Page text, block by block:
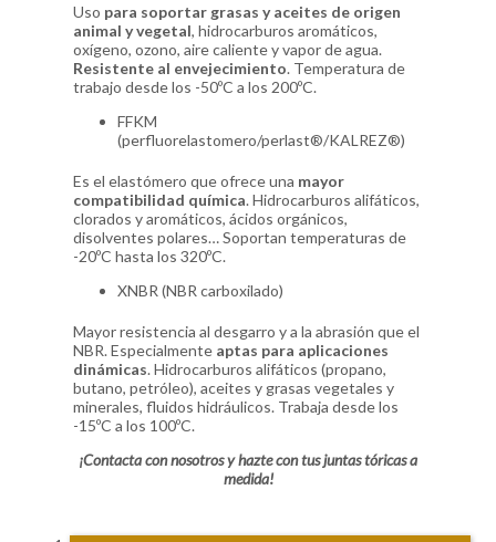
Uso para soportar grasas y aceites de origen
animal y vegetal, hidrocarburos aromáticos,
oxígeno, ozono, aire caliente y vapor de agua.
Resistente al envejecimiento. Temperatura de
trabajo desde los -50ºC a los 200ºC.
FFKM
(perfluorelastomero/perlast®/KALREZ®)
Es el elastómero que ofrece una mayor
compatibilidad química. Hidrocarburos alifáticos,
clorados y aromáticos, ácidos orgánicos,
disolventes polares… Soportan temperaturas de
-20ºC hasta los 320ºC.
XNBR (NBR carboxilado)
Mayor resistencia al desgarro y a la abrasión que el
NBR. Especialmente aptas para aplicaciones
dinámicas. Hidrocarburos alifáticos (propano,
butano, petróleo), aceites y grasas vegetales y
minerales, fluidos hidráulicos. Trabaja desde los
-15ºC a los 100ºC.
¡Contacta con nosotros y hazte con tus juntas tóricas a
medida!